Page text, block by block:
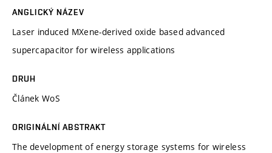
ANGLICKÝ NÁZEV
Laser induced MXene-derived oxide based advanced
supercapacitor for wireless applications
DRUH
Článek WoS
ORIGINÁLNÍ ABSTRAKT
The development of energy storage systems for wireless